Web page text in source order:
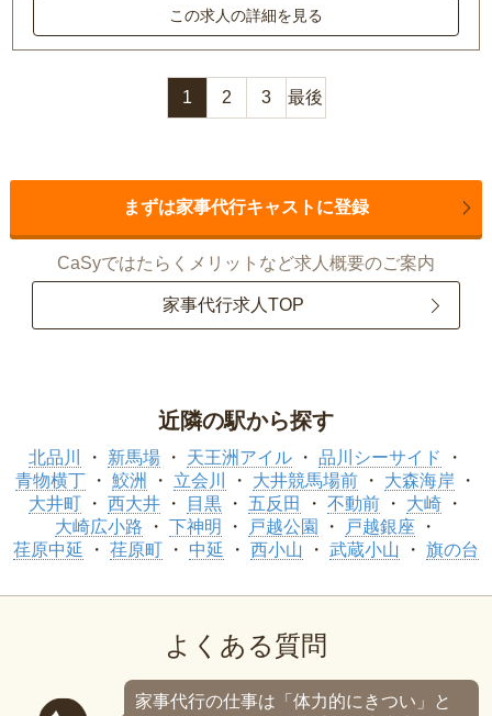
この求人の詳細を見る
1 2 3 最後
まずは家事代行キャストに登録
CaSyではたらくメリットなど求人概要のご案内
家事代行求人TOP
近隣の駅から探す
北品川 新馬場 天王洲アイル
品川シーサイド
青物横丁
鮫洲 立会川 大井競馬場前
大森海岸
大井町
西大井 目黒 五反田 不動前
大崎
大崎広小路
下神明 戸越公園
戸越銀座
荏原中延
荏原町 中延 西小山 武蔵小山 旗の台
よくある質問
家事代行の仕事は「体力的にきつい」と